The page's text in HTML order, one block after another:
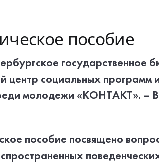
пособие
государственное
центр социальных программ
молодежи «КОНТАКТ». –
пособие посвящено